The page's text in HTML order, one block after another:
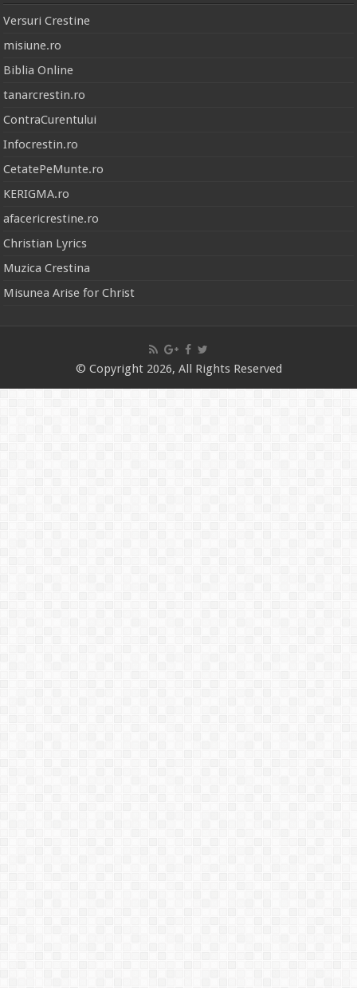
Versuri Crestine
misiune.ro
Biblia Online
tanarcrestin.ro
ContraCurentului
Infocrestin.ro
CetatePeMunte.ro
KERIGMA.ro
afacericrestine.ro
Christian Lyrics
Muzica Crestina
Misunea Arise for Christ
© Copyright 2026, All Rights Reserved